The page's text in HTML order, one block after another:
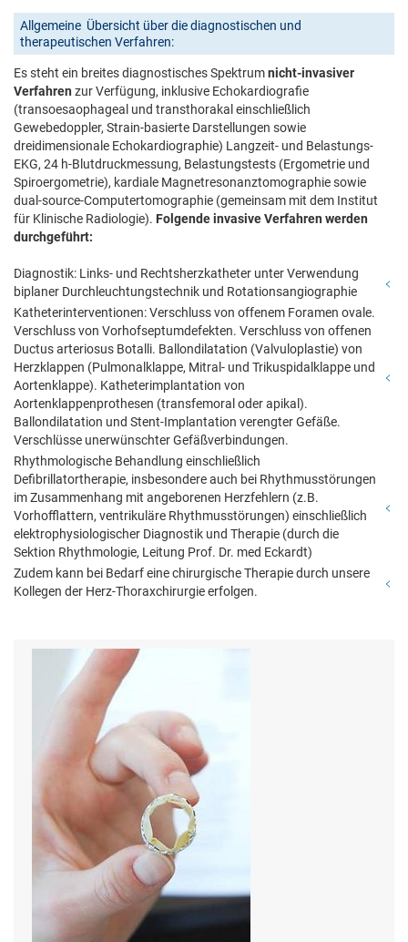
Allgemeine Übersicht über die diagnostischen und
therapeutischen Verfahren:
Es steht ein breites diagnostisches Spektrumnicht-invasiver
Verfahren zur Verfügung, inklusive Echokardiografie
(transoesaophageal und transthorakal einschließlich
Gewebedoppler, Strain-basierte Darstellungen sowie
dreidimensionale Echokardiographie) Langzeit- und Belastungs-
EKG, 24 h-Blutdruckmessung, Belastungstests (Ergometrie und
Spiroergometrie), kardiale Magnetresonanztomographie sowie
dual-source-Computertomographie (gemeinsam mit dem Institut
für Klinische Radiologie). Folgende invasive Verfahren werden
durchgeführt:
Diagnostik: Links- und Rechtsherzkatheter unter Verwendung
biplaner Durchleuchtungstechnik und Rotationsangiographie
Katheterinterventionen: Verschluss von offenem Foramen ovale.
Verschluss von Vorhofseptumdefekten. Verschluss von offenen
Ductus arteriosus Botalli. Ballondilatation (Valvuloplastie) von
Herzklappen (Pulmonalklappe, Mitral- und Trikuspidalklappe und
Aortenklappe). Katheterimplantation von
Aortenklappenprothesen (transfemoral oder apikal).
Ballondilatation und Stent-Implantation verengter Gefäße.
Verschlüsse unerwünschter Gefäßverbindungen.
Rhythmologische Behandlung einschließlich
Defibrillatortherapie, insbesondere auch bei Rhythmusstörungen
im Zusammenhang mit angeborenen Herzfehlern (z.B.
Vorhofflattern, ventrikuläre Rhythmusstörungen) einschließlich
elektrophysiologischer Diagnostik und Therapie (durch die
Sektion Rhythmologie, Leitung Prof. Dr. med Eckardt)
Zudem kann bei Bedarf eine chirurgische Therapie durch unsere
Kollegen der Herz-Thoraxchirurgie erfolgen.